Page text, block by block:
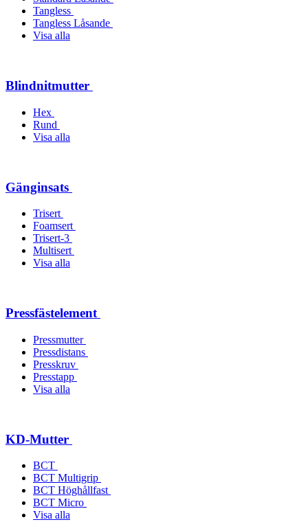
Tangless
Tangless Låsande
Visa alla
Blindnitmutter
Hex
Rund
Visa alla
Gänginsats
Trisert
Foamsert
Trisert-3
Multisert
Visa alla
Pressfästelement
Pressmutter
Pressdistans
Presskruv
Presstapp
Visa alla
KD-Mutter
BCT
BCT Multigrip
BCT Höghållfast
BCT Micro
Visa alla